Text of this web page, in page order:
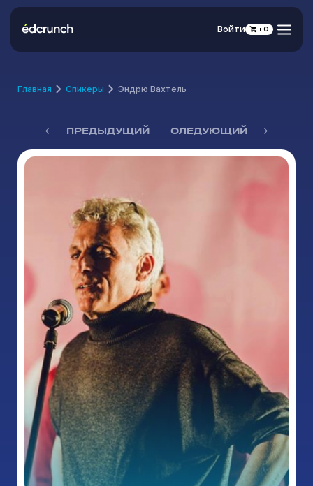
Войти 0
Главная Спикеры Эндрю Вахтель
ПРЕДЫДУЩИЙ СЛЕДУЮЩИЙ